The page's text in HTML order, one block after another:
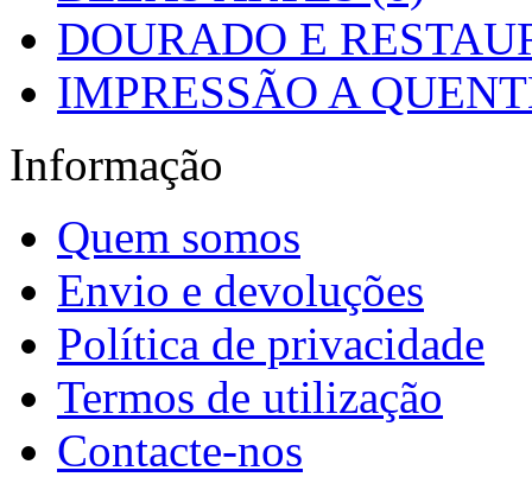
DOURADO E
IMPRESSÃO A
Informação
Quem somos
Envio e devoluções
Política de privacidade
Termos de utilização
Contacte-nos